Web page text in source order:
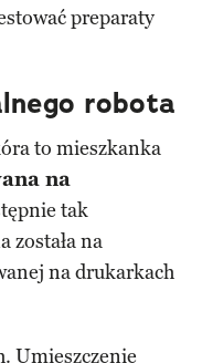
preparaty
robota
to mieszkanka
na
tak
została na
na drukarkach
Umieszczenie